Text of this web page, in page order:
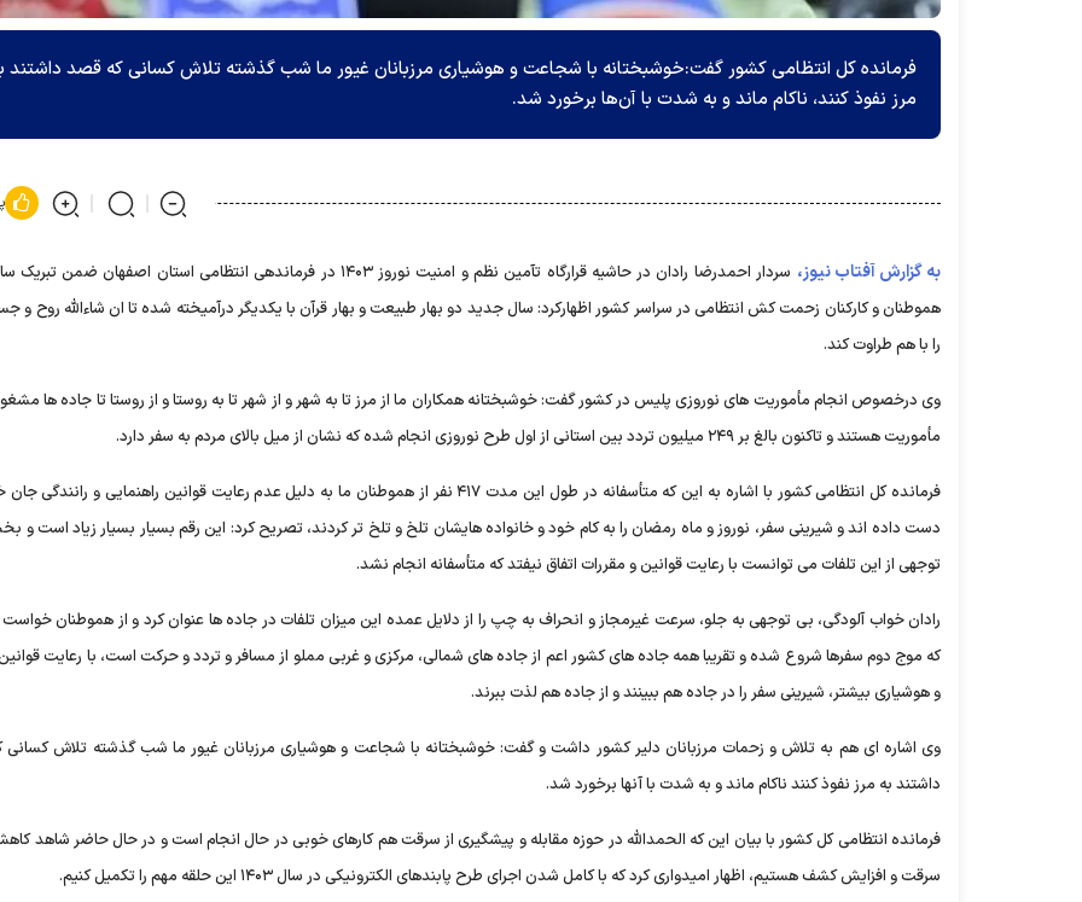
فرمانده کل انتظامی کشور گفت:خوشبختانه با شجاعت و هوشیاری مرزبانان غیور ما شب گذشته تلاش کسانی که قصد داشتند
مرز نفوذ کنند، ناکام ماند و به شدت با آن‌ها برخورد شد.
به گزارش آفتاب نیوز،
سردار احمدرضا رادان در حاشیه قرارگاه تآمین نظم و امنیت نوروز ۱۴۰۳ در فرماندهی انتظامی استان اصفهان
هموطنان و کارکنان زحمت کش انتظامی در سراسر کشور اظهارکرد: سال جدید دو بهار طبیعت و بهار قرآن با یکدیگر درآمیخته شده تا ان شاءالله روح و
را با هم طراوت کند.
وی درخصوص انجام مأموریت های نوروزی پلیس در کشور گفت: خوشبختانه همکاران ما از مرز تا به شهر و از شهر تا به روستا و از روستا تا جاده ها
مأموریت هستند و تاکنون بالغ بر ۲۴۹ میلیون تردد بین استانی از اول طرح نوروزی انجام شده که نشان از میل بالای مردم به سفر دارد.
فرمانده کل انتظامی کشور با اشاره به این که متأسفانه در طول این مدت ۴۱۷ نفر از هموطنان ما به دلیل عدم رعایت قوانین راهنمایی و
دست داده اند و شیرینی سفر، نوروز و ماه رمضان را به کام خود و خانواده هایشان تلخ و تلخ تر کردند، تصریح کرد: این رقم بسیار بسیار زیاد است و
توجهی از این تلفات می توانست با رعایت قوانین و مقررات اتفاق نیفتد که متأسفانه انجام نشد.
رادان خواب آلودگی، بی توجهی به جلو، سرعت غیرمجاز و انحراف به چپ را از دلایل عمده این میزان تلفات در جاده ها عنوان کرد و از هموطنان خواست
که موج دوم سفرها شروع شده و تقریبا همه جاده های کشور اعم از جاده های شمالی، مرکزی و غربی مملو از مسافر و تردد و حرکت است، با رعایت
و هوشیاری بیشتر، شیرینی سفر را در جاده هم ببینند و از جاده هم لذت ببرند.
وی اشاره ای هم به تلاش و زحمات مرزبانان دلیر کشور داشت و گفت: خوشبختانه با شجاعت و هوشیاری مرزبانان غیور ما شب گذشته تلاش
داشتند به مرز نفوذ کنند ناکام ماند و به شدت با آنها برخورد شد.
فرمانده انتظامی کل کشور با بیان این که الحمدالله در حوزه مقابله و پیشگیری از سرقت هم کارهای خوبی در حال انجام است و در حال حاضر شاهد
سرقت و افزایش کشف هستیم، اظهار امیدواری کرد که با کامل شدن اجرای طرح پابندهای الکترونیکی در سال ۱۴۰۳ این حلقه مهم را تکمیل کنیم.